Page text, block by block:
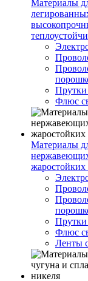
Материалы
Флюс
Материалы
жаростойких
Флюс
Ленты